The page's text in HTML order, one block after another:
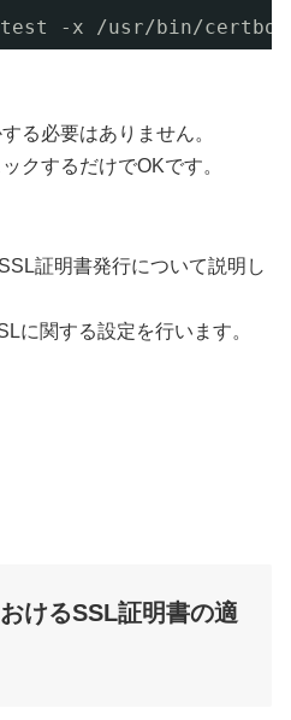
-x /usr/bin/certbot -a
る必要はありません。
クするだけでOKです。
証明書発行について説明し
に関する設定を行います。
けるSSL証明書の適